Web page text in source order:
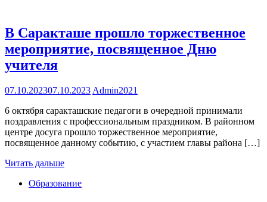
В Саракташе прошло торжественное
мероприятие, посвященное Дню
учителя
07.10.202307.10.2023 Admin2021
6 октября саракташские педагоги в очередной принимали
поздравления с профессиональным праздником. В районном
центре досуга прошло торжественное мероприятие,
посвященное данному событию, с участием главы района […]
Читать дальше
Образование